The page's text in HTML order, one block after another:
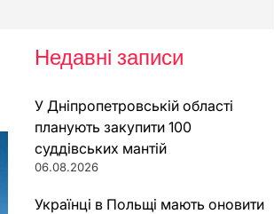
Недавні записи
У Дніпропетровській області
планують закупити 100
суддівських мантій
06.08.2026
Українці в Польщі мають оновити